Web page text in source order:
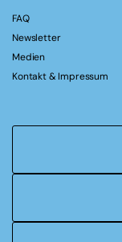
FAQ
Newsletter
Medien
Kontakt & Impressum